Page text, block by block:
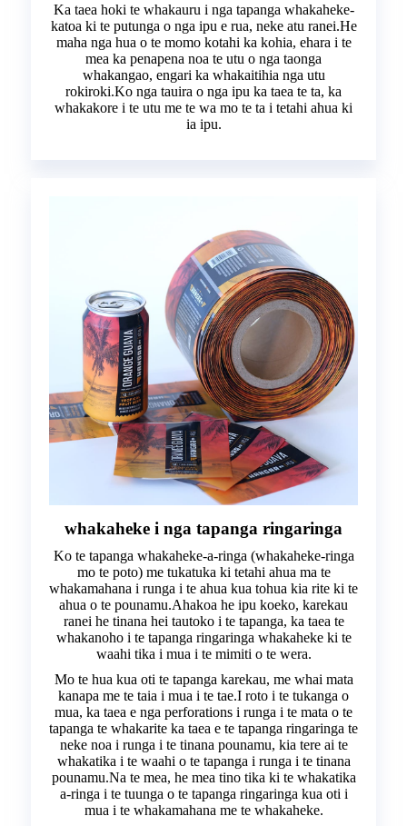
Ka taea hoki te whakauru i nga tapanga whakaheke-
katoa ki te putunga o nga ipu e rua, neke atu ranei.He
maha nga hua o te momo kotahi ka kohia, ehara i te
mea ka penapena noa te utu o nga taonga
whakangao, engari ka whakaitihia nga utu
rokiroki.Ko nga tauira o nga ipu ka taea te ta, ka
whakakore i te utu me te wa mo te ta i tetahi ahua ki
ia ipu.
whakaheke i nga tapanga ringaringa
Ko te tapanga whakaheke-a-ringa (whakaheke-ringa
mo te poto) me tukatuka ki tetahi ahua ma te
whakamahana i runga i te ahua kua tohua kia rite ki te
ahua o te pounamu.Ahakoa he ipu koeko, karekau
ranei he tinana hei tautoko i te tapanga, ka taea te
whakanoho i te tapanga ringaringa whakaheke ki te
waahi tika i mua i te mimiti o te wera.
Mo te hua kua oti te tapanga karekau, me whai mata
kanapa me te taia i mua i te tae.I roto i te tukanga o
mua, ka taea e nga perforations i runga i te mata o te
tapanga te whakarite ka taea e te tapanga ringaringa te
neke noa i runga i te tinana pounamu, kia tere ai te
whakatika i te waahi o te tapanga i runga i te tinana
pounamu.Na te mea, he mea tino tika ki te whakatika
a-ringa i te tuunga o te tapanga ringaringa kua oti i
mua i te whakamahana me te whakaheke.